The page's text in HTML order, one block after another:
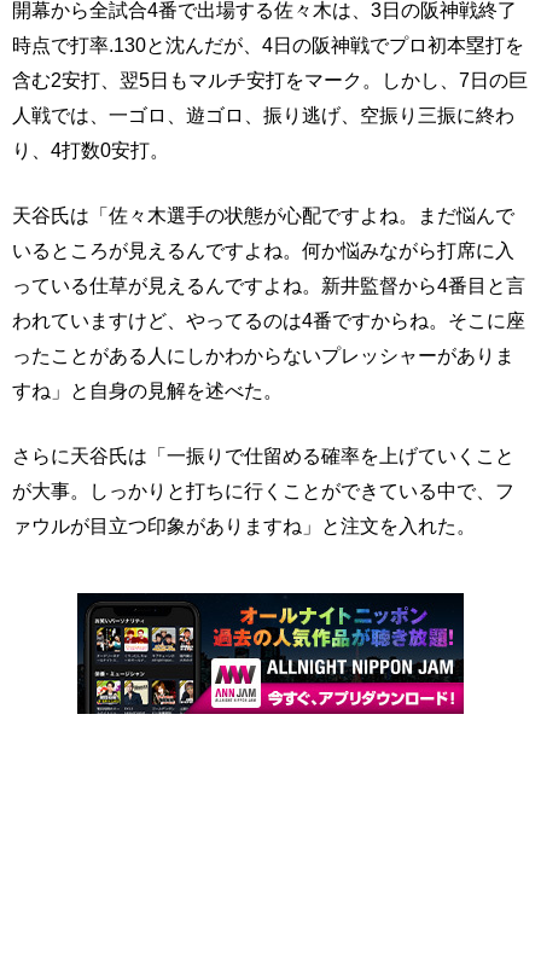
開幕から全試合4番で出場する佐々木は、3日の阪神戦終了
時点で打率.130と沈んだが、4日の阪神戦でプロ初本塁打を
含む2安打、翌5日もマルチ安打をマーク。しかし、7日の巨
人戦では、一ゴロ、遊ゴロ、振り逃げ、空振り三振に終わ
り、4打数0安打。
天谷氏は「佐々木選手の状態が心配ですよね。まだ悩んで
いるところが見えるんですよね。何か悩みながら打席に入
っている仕草が見えるんですよね。新井監督から4番目と言
われていますけど、やってるのは4番ですからね。そこに座
ったことがある人にしかわからないプレッシャーがありま
すね」と自身の見解を述べた。
さらに天谷氏は「一振りで仕留める確率を上げていくこと
が大事。しっかりと打ちに行くことができている中で、フ
ァウルが目立つ印象がありますね」と注文を入れた。